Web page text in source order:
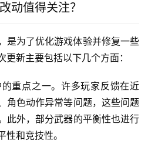
动值得关注？
是为了优化游戏体验并修复一些
新主要包括以下几个方面：
重点之一。许多玩家反馈在近
角色动作异常等问题，这些问题
此外，部分武器的平衡性也进行
和竞技性。